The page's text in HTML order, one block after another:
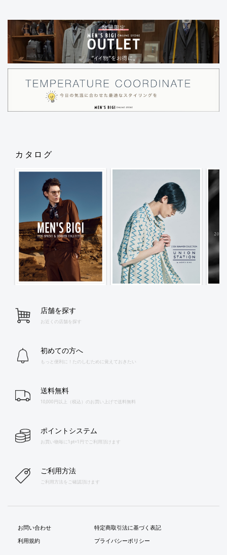
カタログ
店舗を探す
お近くの店舗を探す
初めての方へ
もっと便利に！たのしむために覚えておきたい
送料無料
10,000円以上（税込）のお買い上げで送料無料
ポイントシステム
お買い物毎に1pt=1円でご利用頂けます
ご利用方法
ご利用方法をご確認頂けます
お問い合わせ
利用規約
特定商取引法に基づく表記
プライバシーポリシー